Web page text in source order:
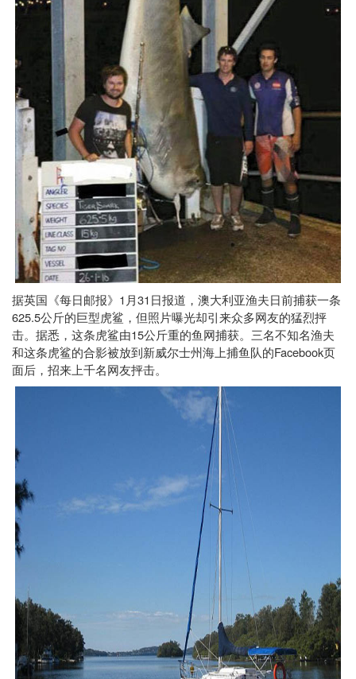
据英国《每日邮报》 1 月 31 日报道，澳大利亚渔夫日前捕获一条
625.5公斤的巨型虎鲨，但照片曝光却引来众多网友的猛烈抨
击。据悉，这条虎鲨由15公斤重的鱼网捕获。三名不知名渔夫
和这条虎鲨的合影被放到新威尔士州海上捕鱼队的Facebook页
面后，招来上千名网友抨击。